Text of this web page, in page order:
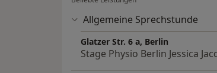
Allgemeine Sprechstunde
Glatzer Str. 6 a, Berlin
Stage Physio Berlin Jessica